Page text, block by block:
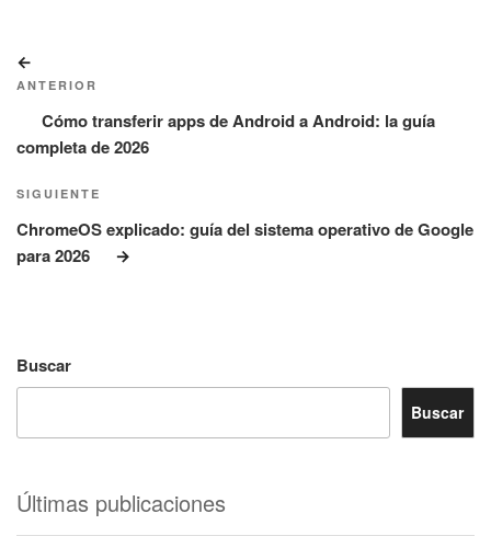
de
entradas
anterior:
ANTERIOR
Cómo transferir apps de Android a Android: la guía
completa de 2026
Siguiente
entrada
SIGUIENTE
ChromeOS explicado: guía del sistema operativo de Google
para 2026
Buscar
Buscar
Últimas publicaciones